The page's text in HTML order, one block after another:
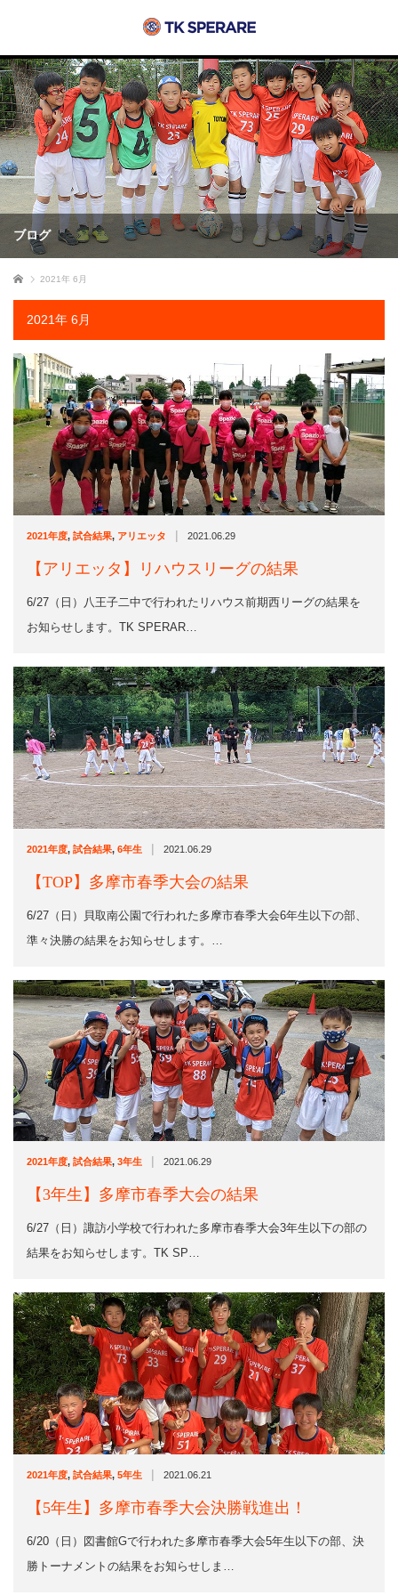
ブログ
ホーム 2021年 6月
2021年 6月
2021年度, 試合結果, アリエッタ | 2021.06.29
【アリエッタ】リハウスリーグの結果
6/27（日）八王子二中で行われたリハウス前期西リーグの結果を
お知らせします。TK SPERAR…
2021年度, 試合結果, 6年生 | 2021.06.29
【TOP】多摩市春季大会の結果
6/27（日）貝取南公園で行われた多摩市春季大会6年生以下の部、
準々決勝の結果をお知らせします。…
2021年度, 試合結果, 3年生 | 2021.06.29
【3年生】多摩市春季大会の結果
6/27（日）諏訪小学校で行われた多摩市春季大会3年生以下の部の
結果をお知らせします。TK SP…
2021年度, 試合結果, 5年生 | 2021.06.21
【5年生】多摩市春季大会決勝戦進出！
6/20（日）図書館Gで行われた多摩市春季大会5年生以下の部、決
勝トーナメントの結果をお知らせしま…